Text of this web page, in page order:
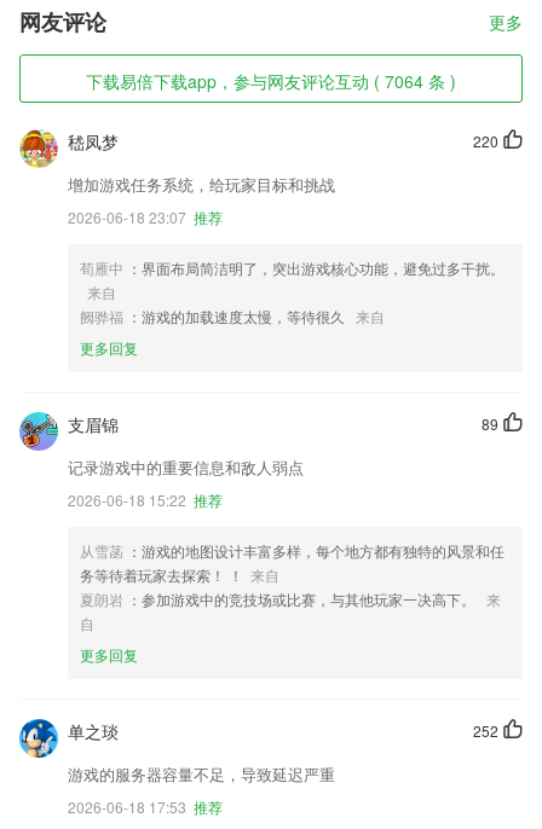
网友评论 更多
下载易倍下载app，参与网友评论互动 ( 7064 条 )
220
嵇凤梦
增加游戏任务系统，给玩家目标和挑战
2026-06-18 23:07 推荐
荀雁中 ：界面布局简洁明了，突出游戏核心功能，避免过多干扰。
来自
阙骅福 ：游戏的加载速度太慢，等待很久
来自
更多回复
89
支眉锦
记录游戏中的重要信息和敌人弱点
2026-06-18 15:22 推荐
从雪菡 ：游戏的地图设计丰富多样，每个地方都有独特的风景和任
务等待着玩家去探索！ ！
来自
夏朗岩 ：参加游戏中的竞技场或比赛，与其他玩家一决高下。
来
自
更多回复
252
单之琰
游戏的服务器容量不足，导致延迟严重
2026-06-18 17:53 推荐